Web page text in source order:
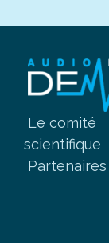
Le comité
scientifique
Partenaires